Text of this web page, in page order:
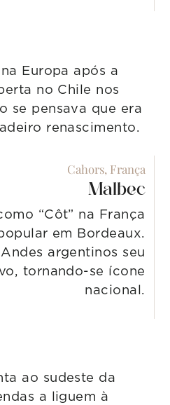
Europa após a
no Chile nos
se pensava que era
renascimento.
Cahors, França
Malbec
“Côt” na França
em Bordeaux.
argentinos seu
tornando-se ícone
nacional.
ao sudeste da
a liguem à